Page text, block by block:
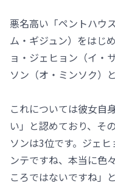
悪名高い「ペントハウ
ム・ギジュン）をはじ
ョ・ジェヒョン（イ・
ソン（オ・ミンソク）
これについては彼女自
い」と認めており、そ
ソンは3位です。ジェ
ンテですね、本当に
ころではないですね」